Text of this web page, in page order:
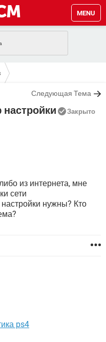
MENU
WINDOWS 10
TELEGRAM
GOOGLE
INSTAGRAM
Следующая Тема
Закрыто
из интернета, мне
сети
нужны? Кто
ps4